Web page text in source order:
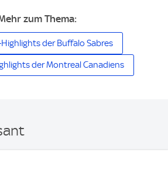
zum Thema:
der Buffalo Sabres
der Montreal Canadiens